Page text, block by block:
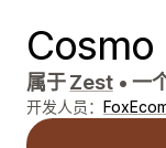
Cosmo
属于Zest • 一
开发人员：